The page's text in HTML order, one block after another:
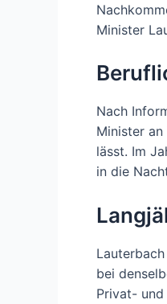
Minister
Nach
Minister
lässt. Im
in die
bei
Privat- und